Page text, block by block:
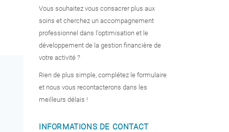
Vous souhaitez vous consacrer plus aux
soins et cherchez un accompagnement
professionnel dans l'optimisation et le
développement de la gestion financière de
votre activité ?
Rien de plus simple, complétez le formulaire
et nous vous recontacterons dans les
meilleurs délais !
INFORMATIONS DE CONTACT